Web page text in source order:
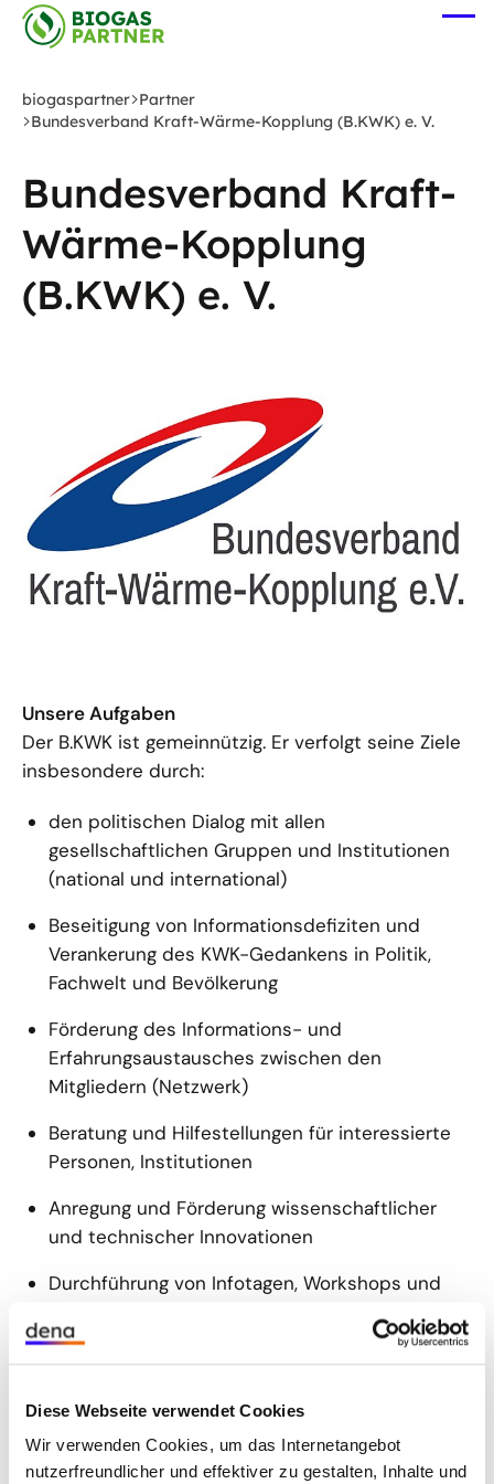
Diese Webseite verwendet Cookies
Wir verwenden Cookies, um das Internetangebot
nutzerfreundlicher und effektiver zu gestalten, Inhalte und
Zum
Hauptinhalt
biogaspartner Partner
Bundesverband Kraft-Wärme-Kopplung (B.KWK) e. V.
Bundesverband Kraft-
Wärme-Kopplung
(B.KWK) e. V.
Unsere Aufgaben
Der B.KWK ist gemeinnützig. Er verfolgt seine Ziele
insbesondere durch:
den politischen Dialog mit allen
gesellschaftlichen Gruppen und Institutionen
(national und international)
Beseitigung von Informationsdefiziten und
Verankerung des KWK-Gedankens in Politik,
Fachwelt und Bevölkerung
Förderung des Informations- und
Erfahrungsaustausches zwischen den
Mitgliedern (Netzwerk)
Beratung und Hilfestellungen für interessierte
Personen, Institutionen
Anregung und Förderung wissenschaftlicher
und technischer Innovationen
Durchführung von Infotagen, Workshops und
Personen, Unternehmen, Institutionen und
Verbände, d. h.